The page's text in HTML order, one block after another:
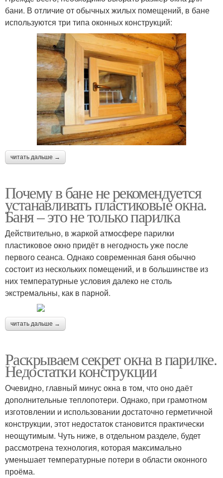
бани. В отличие от обычных жилых помещений, в бане
используются три типа оконных конструкций:
читать дальше →
Почему в бане не рекомендуется
устанавливать пластиковые окна.
Баня – это не только парилка
Действительно, в жаркой атмосфере парилки
пластиковое окно придёт в негодность уже после
первого сеанса. Однако современная баня обычно
состоит из нескольких помещений, и в большинстве из
них температурные условия далеко не столь
экстремальны, как в парной.
читать дальше →
Раскрываем секрет окна в парилке.
Недостатки конструкции
Очевидно, главный минус окна в том, что оно даёт
дополнительные теплопотери. Однако, при грамотном
изготовлении и использовании достаточно герметичной
конструкции, этот недостаток становится практически
неощутимым. Чуть ниже, в отдельном разделе, будет
рассмотрена технология, которая максимально
уменьшает температурные потери в области оконного
проёма.